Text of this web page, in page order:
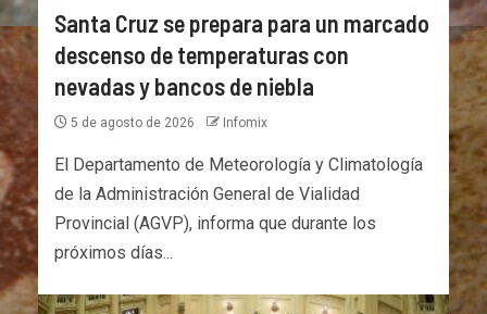
Santa Cruz se prepara para un marcado
descenso de temperaturas con
nevadas y bancos de niebla
5 de agosto de 2026 Infomix
El Departamento de Meteorología y Climatología
de la Administración General de Vialidad
Provincial (AGVP), informa que durante los
próximos días...